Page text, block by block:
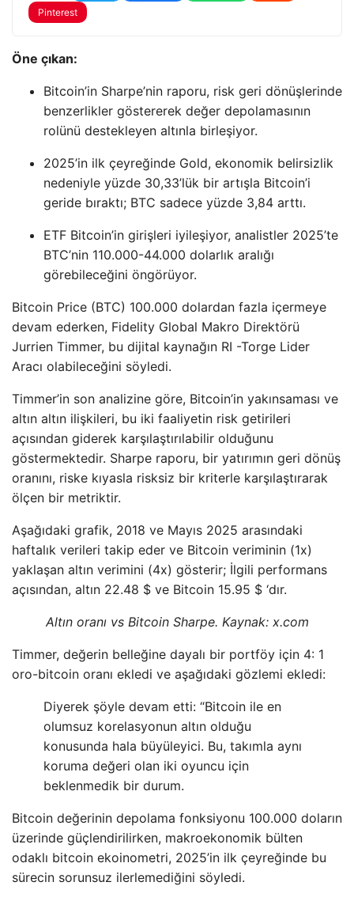
Pinterest
Öne çıkan:
Bitcoin’in Sharpe’nin raporu, risk geri dönüşlerinde
benzerlikler göstererek değer depolamasının
rolünü destekleyen altınla birleşiyor.
2025’in ilk çeyreğinde Gold, ekonomik belirsizlik
nedeniyle yüzde 30,33’lük bir artışla Bitcoin’i
geride bıraktı; BTC sadece yüzde 3,84 arttı.
ETF Bitcoin’in girişleri iyileşiyor, analistler 2025’te
BTC’nin 110.000-44.000 dolarlık aralığı
görebileceğini öngörüyor.
Bitcoin Price (BTC) 100.000 dolardan fazla içermeye
devam ederken, Fidelity Global Makro Direktörü
Jurrien Timmer, bu dijital kaynağın RI -Torge Lider
Aracı olabileceğini söyledi.
Timmer’in son analizine göre, Bitcoin’in yakınsaması ve
altın altın ilişkileri, bu iki faaliyetin risk getirileri
açısından giderek karşılaştırılabilir olduğunu
göstermektedir. Sharpe raporu, bir yatırımın geri dönüş
oranını, riske kıyasla risksiz bir kriterle karşılaştırarak
ölçen bir metriktir.
Aşağıdaki grafik, 2018 ve Mayıs 2025 arasındaki
haftalık verileri takip eder ve Bitcoin veriminin (1x)
yaklaşan altın verimini (4x) gösterir; İlgili performans
açısından, altın 22.48 $ ve Bitcoin 15.95 $ ‘dır.
Altın oranı vs Bitcoin Sharpe. Kaynak: x.com
Timmer, değerin belleğine dayalı bir portföy için 4: 1
oro-bitcoin oranı ekledi ve aşağıdaki gözlemi ekledi:
Diyerek şöyle devam etti: “Bitcoin ile en
olumsuz korelasyonun altın olduğu
konusunda hala büyüleyici. Bu, takımla aynı
koruma değeri olan iki oyuncu için
beklenmedik bir durum.
Bitcoin değerinin depolama fonksiyonu 100.000 doların
üzerinde güçlendirilirken, makroekonomik bülten
odaklı bitcoin ekoinometri, 2025’in ilk çeyreğinde bu
sürecin sorunsuz ilerlemediğini söyledi.